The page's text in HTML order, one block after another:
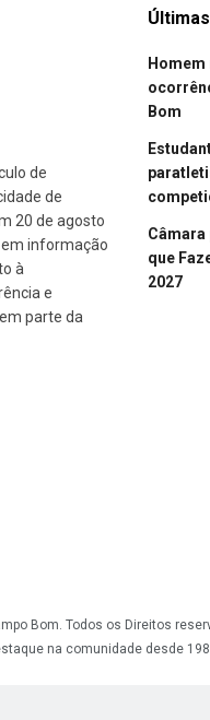
de
de
20 de agosto
informação
à
e
parte da
Bom
Câmara
que
2027
Bom. Todos os Direitos
na comunidade desde